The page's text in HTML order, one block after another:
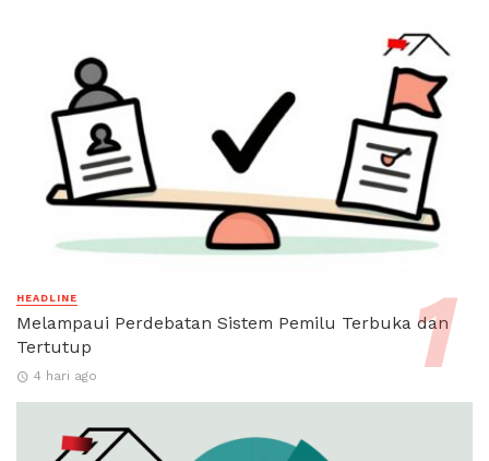
HEADLINE
Melampaui Perdebatan Sistem Pemilu Terbuka dan
Tertutup
4 hari ago